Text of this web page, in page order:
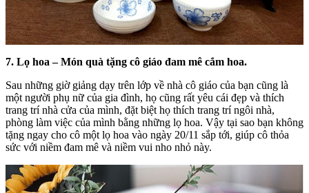
7. Lọ hoa – Món quà tặng cô giáo đam mê cắm hoa.
Sau những giờ giảng dạy trên lớp về nhà cô giáo của bạn cũng là
một người phụ nữ của gia đình, họ cũng rất yêu cái đẹp và thích
trang trí nhà cửa của mình, đặt biệt họ thích trang trí ngôi nhà,
phòng làm việc của mình bằng những lọ hoa. Vậy tại sao bạn không
tặng ngay cho cô một lọ hoa vào ngày 20/11 sắp tới, giúp cô thỏa
sức với niềm đam mê và niềm vui nho nhỏ này.